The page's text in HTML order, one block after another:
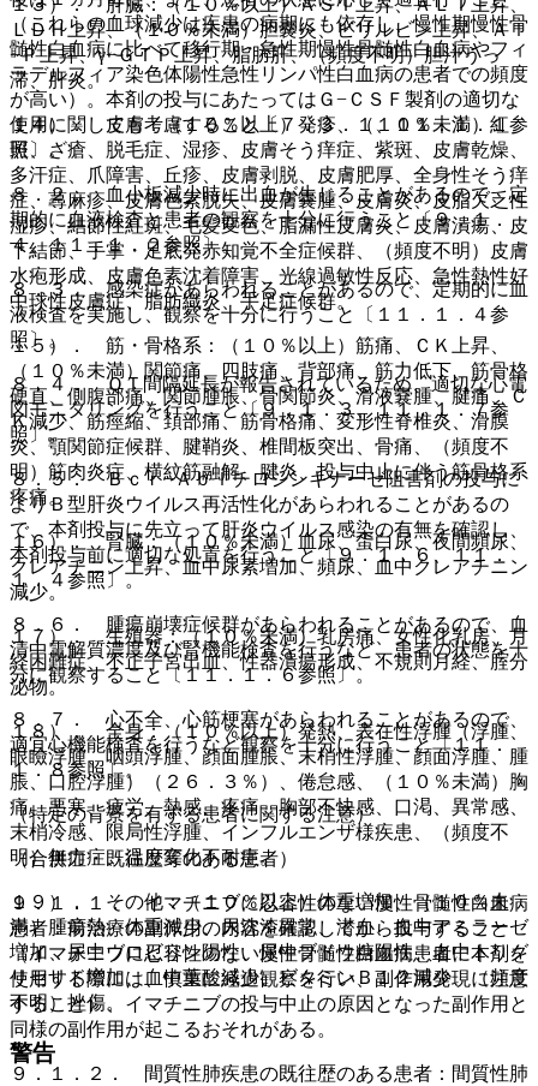
（これらの血球減少は疾患の病期にも依存し、慢性期慢性骨
髄性白血病に比べて移行期・急性期慢性骨髄性白血病やフィ
ラデルフィア染色体陽性急性リンパ性白血病の患者での頻度
が高い）。本剤の投与にあたってはＧ−ＣＳＦ製剤の適切な
使用に関しても考慮すること〔７．３．１、１１．１．１参
照〕。
８．２． 血小板減少時に出血が生じることがあるので、定
期的に血液検査と患者の観察を十分に行うこと〔９．１．
４、１１．１．２参照〕。
８．３． 感染症があらわれることがあるので、定期的に血
液検査を実施し、観察を十分に行うこと〔１１．１．４参
照〕。
８．４． ＱＴ間隔延長が報告されているため、適切な心電
図モニタリングを行うこと〔９．１．３、１１．１．７参
照〕。
８．５． Ｂｃｒ−Ａｂｌチロシンキナーゼ阻害剤の投与に
よりＢ型肝炎ウイルス再活性化があらわれることがあるの
で、本剤投与に先立って肝炎ウイルス感染の有無を確認し、
本剤投与前に適切な処置を行うこと〔９．１．６、１１．
１．４参照〕。
８．６． 腫瘍崩壊症候群があらわれることがあるので、血
清中電解質濃度及び腎機能検査を行うなど、患者の状態を十
分に観察すること〔１１．１．６参照〕。
８．７． 心不全、心筋梗塞があらわれることがあるので、
適宜心機能検査を行うなど観察を十分に行うこと〔１１．
１．８参照〕。
（特定の背景を有する患者に関する注意）
（合併症・既往歴等のある患者）
９．１．１． イマチニブに忍容性のない慢性骨髄性白血病
患者：前治療の副作用の内容を確認してから投与すること
（イマチニブに忍容性のない慢性骨髄性白血病患者に本剤を
使用する際には、慎重に経過観察を行い、副作用発現に注意
すること）、イマチニブの投与中止の原因となった副作用と
同様の副作用が起こるおそれがある。
９．１．２． 間質性肺疾患の既往歴のある患者：間質性肺
ＬＤＨ上昇、（１０％未満）胆嚢炎、ビリルビン上昇、Ａｌ
−Ｐ上昇、γ−ＧＴＰ上昇、脂肪肝、（頻度不明）胆汁うっ
滞、肝炎。
１４）． 皮膚：（１０％以上）発疹、（１０％未満）紅
斑、ざ瘡、脱毛症、湿疹、皮膚そう痒症、紫斑、皮膚乾燥、
多汗症、爪障害、丘疹、皮膚剥脱、皮膚肥厚、全身性そう痒
症、蕁麻疹、皮膚色素脱失、皮膚嚢腫、皮膚炎、皮脂欠乏性
湿疹、結節性紅斑、毛髪変色、脂漏性皮膚炎、皮膚潰瘍、皮
下結節、手掌・足底発赤知覚不全症候群、（頻度不明）皮膚
水疱形成、皮膚色素沈着障害、光線過敏性反応、急性熱性好
中球性皮膚症、脂肪織炎、手足症候群。
１５）． 筋・骨格系：（１０％以上）筋痛、ＣＫ上昇、
（１０％未満）関節痛、四肢痛、背部痛、筋力低下、筋骨格
硬直、側腹部痛、関節腫脹、骨関節炎、滑液嚢腫、腱痛、Ｃ
Ｋ減少、筋痙縮、頚部痛、筋骨格痛、変形性脊椎炎、滑膜
炎、顎関節症候群、腱鞘炎、椎間板突出、骨痛、（頻度不
明）筋肉炎症、横紋筋融解、腱炎、投与中止に伴う筋骨格系
疼痛。
１６）． 腎臓：（１０％未満）血尿、蛋白尿、夜間頻尿、
クレアチニン上昇、血中尿素増加、頻尿、血中クレアチニン
減少。
１７）． 生殖器：（１０％未満）乳房痛、女性化乳房、月
経困難症、不正子宮出血、性器潰瘍形成、不規則月経、腟分
泌物。
１８）． 全身：（１０％以上）発熱、表在性浮腫（浮腫、
眼瞼浮腫、咽頭浮腫、顔面腫脹、末梢性浮腫、顔面浮腫、腫
脹、口腔浮腫）（２６．３％）、倦怠感、（１０％未満）胸
痛、悪寒、疲労、熱感、疼痛、胸部不快感、口渇、異常感、
末梢冷感、限局性浮腫、インフルエンザ様疾患、（頻度不
明）無力症、温度変化不耐症。
１９）． その他：（１０％以上）体重増加、（１０％未
満）腫瘍熱、体重減少、尿沈渣異常、潜血、血中アミラーゼ
増加、尿中ウロビリン陽性、尿中ブドウ糖陽性、血中トリグ
リセリド増加、血中葉酸減少、ビタミンＢ１２減少、（頻度
不明）挫傷。
警告